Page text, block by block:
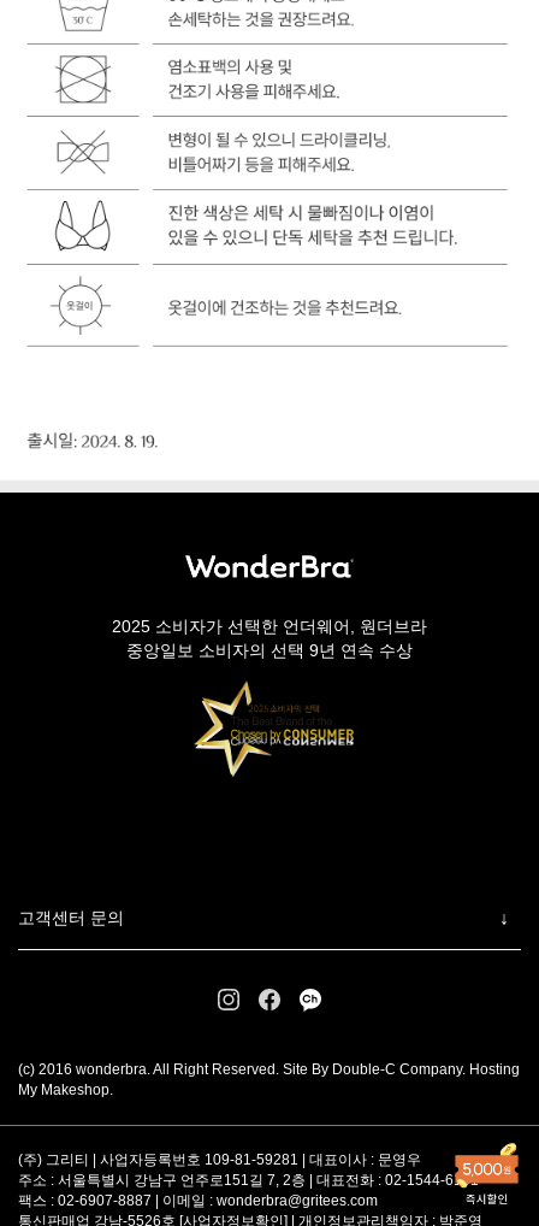
2025 소비자가 선택한 언더웨어, 원더브라
중앙일보 소비자의 선택 9년 연속 수상
고객센터 문의
(c) 2016 wonderbra. All Right Reserved. Site By Double-C Company. Hosting
My Makeshop.
(주) 그리티 | 사업자등록번호 109-81-59281 | 대표이사 : 문영우
주소 : 서울특별시 강남구 언주로151길 7, 2층 | 대표전화 : 02-1544-6101
팩스 : 02-6907-8887 | 이메일 : wonderbra@gritees.com
통신판매업 강남-5526호 [사업자정보확인] | 개인정보관리책임자 : 박준영